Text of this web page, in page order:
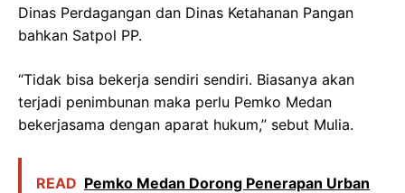
Dinas Perdagangan dan Dinas Ketahanan Pangan
bahkan Satpol PP.
“Tidak bisa bekerja sendiri sendiri. Biasanya akan
terjadi penimbunan maka perlu Pemko Medan
bekerjasama dengan aparat hukum,” sebut Mulia.
READ Pemko Medan Dorong Penerapan Urban